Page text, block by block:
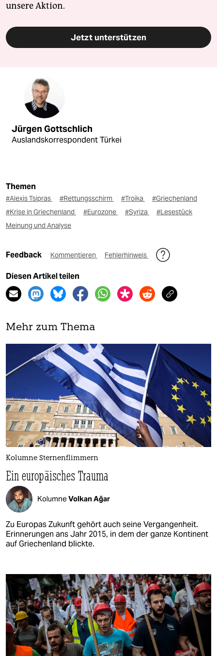
unsere Aktion.
Jetzt unterstützen
Jürgen Gottschlich
Auslandskorrespondent Türkei
Themen
#Alexis Tsipras #Rettungsschirm #Troika
#Griechenland
#Krise in Griechenland
#Eurozone #Syriza
#Lesestück
Meinung und Analyse
Feedback Kommentieren Fehlerhinweis
Diesen Artikel teilen
Mehr zum Thema
Kolumne Sternenflimmern
Ein europäisches Trauma
KolumneVolkan Ağar
Zu Europas Zukunft gehört auch seine Vergangenheit.
Erinnerungen ans Jahr 2015, in dem der ganze Kontinent
auf Griechenland blickte.